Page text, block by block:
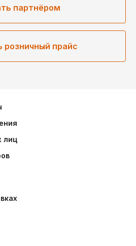
партнёром
розничный прайс
лиц